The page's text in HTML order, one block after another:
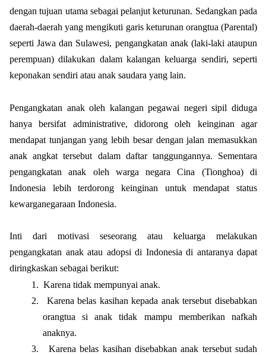
dengan tujuan utama sebagai pelanjut keturunan. Sedangkan pada
daerah-daerah yang mengikuti garis keturunan orangtua (Parental)
seperti Jawa dan Sulawesi, pengangkatan anak (laki-laki ataupun
perempuan) dilakukan dalam kalangan keluarga sendiri, seperti
keponakan sendiri atau anak saudara yang lain.
Pengangkatan anak oleh kalangan pegawai negeri sipil diduga
hanya bersifat administrative, didorong oleh keinginan agar
mendapat tunjangan yang lebih besar dengan jalan memasukkan
anak angkat tersebut dalam daftar tanggungannya. Sementara
pengangkatan anak oleh warga negara Cina (Tionghoa) di
Indonesia lebih terdorong keinginan untuk mendapat status
kewarganegaraan Indonesia.
Inti dari motivasi seseorang atau keluarga melakukan
pengangkatan anak atau adopsi di Indonesia di antaranya dapat
diringkaskan sebagai berikut:
1. Karena tidak mempunyai anak.
2.
Karena belas kasihan kepada anak tersebut disebabkan
orangtua si anak tidak mampu memberikan nafkah
anaknya.
3.
Karena belas kasihan disebabkan anak tersebut sudah